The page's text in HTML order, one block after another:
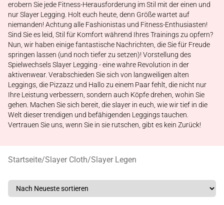
erobern Sie jede Fitness-Herausforderung im Stil mit der einen und
nur Slayer Legging. Holt euch heute, denn Größe wartet auf
niemanden! Achtung alle Fashionistas und Fitness-Enthusiasten!
Sind Sie es leid, Stil für Komfort während Ihres Trainings zu opfern?
Nun, wir haben einige fantastische Nachrichten, die Sie für Freude
springen lassen (und noch tiefer zu setzen)! Vorstellung des
Spielwechsels Slayer Legging - eine wahre Revolution in der
aktivenwear. Verabschieden Sie sich von langweiligen alten
Leggings, die Pizzazz und Hallo zu einem Paar fehlt, die nicht nur
Ihre Leistung verbessern, sondern auch Köpfe drehen, wohin Sie
gehen. Machen Sie sich bereit, die slayer in euch, wie wir tief in die
Welt dieser trendigen und befähigenden Leggings tauchen.
Vertrauen Sie uns, wenn Sie in sie rutschen, gibt es kein Zurück!
Startseite/Slayer Cloth/Slayer Legen